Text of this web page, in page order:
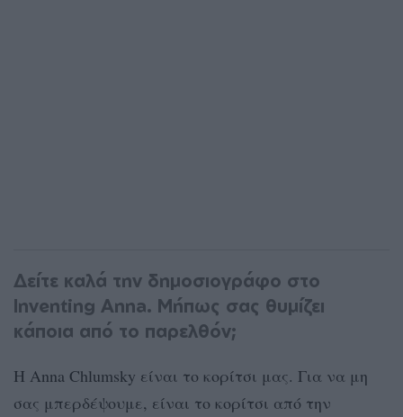
Δείτε καλά την δημοσιογράφο στο
Inventing Anna. Μήπως σας θυμίζει
κάποια από το παρελθόν;
H Anna Chlumsky είναι το κορίτσι μας. Για να μη
σας μπερδέψουμε, είναι το κορίτσι από την